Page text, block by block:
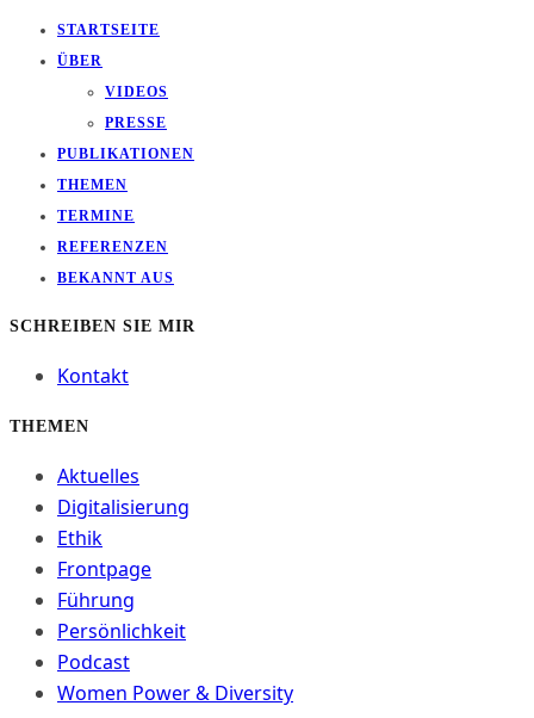
STARTSEITE
ÜBER
VIDEOS
PRESSE
PUBLIKATIONEN
THEMEN
TERMINE
REFERENZEN
BEKANNT AUS
SCHREIBEN SIE MIR
Kontakt
THEMEN
Aktuelles
Digitalisierung
Ethik
Frontpage
Führung
Persönlichkeit
Podcast
Women Power & Diversity